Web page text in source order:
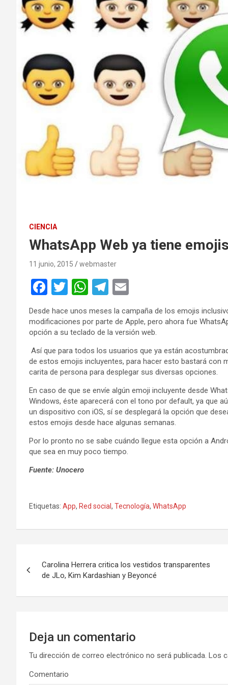
CIENCIA
WhatsApp Web ya tiene
11 junio, 2015 webmaster
F
a
ce
b
o
o
k
T
tt
er
W
at
s
A
p
p
T
el
e
gr
a
m
ail
Desde hace unos meses la campaña de los emojis
modificaciones por parte de Apple, pero ahora fue
opción a su teclado de la versión web.
Así que para todos los usuarios que ya están
de estos emojis incluyentes, para hacer esto bastará con
carita de persona para desplegar sus diversas opciones.
En caso de que se envíe algún emoji incluyente desde
Windows, éste aparecerá con el tono por default, ya que
un dispositivo con iOS, sí se desplegará la opción que
estos emojis desde hace algunas semanas.
Por lo pronto no se sabe cuándo llegue esta opción a
que sea en muy poco tiempo.
Fuente: Unocero
Etiquetas: App, Red social, Tecnología, WhatsApp
v
Carolina Herrera critica los vestidos transparentes
de JLo, Kim Kardashian y Beyoncé
Deja un comentario
Tu dirección de correo electrónico no será publicada. Los
Comentario